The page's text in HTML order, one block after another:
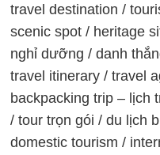
travel destination /
scenic spot / heritage
nghỉ dưỡng / danh
travel itinerary / travel
backpacking trip – lịch
/ tour trọn gói / du lịch
domestic tourism /